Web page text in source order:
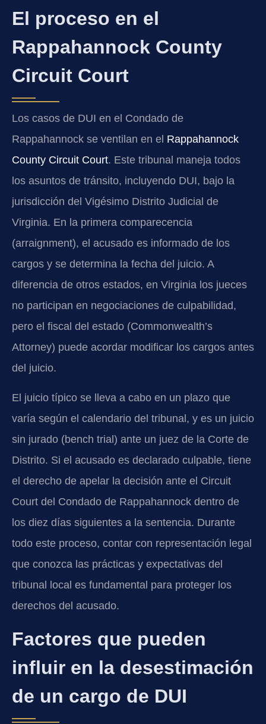
El proceso en el
Rappahannock County
Circuit Court
Los casos de DUI en el Condado de
Rappahannock se ventilan en el Rappahannock
County Circuit Court. Este tribunal maneja todos
los asuntos de tránsito, incluyendo DUI, bajo la
jurisdicción del Vigésimo Distrito Judicial de
Virginia. En la primera comparecencia
(arraignment), el acusado es informado de los
cargos y se determina la fecha del juicio. A
diferencia de otros estados, en Virginia los jueces
no participan en negociaciones de culpabilidad,
pero el fiscal del estado (Commonwealth’s
Attorney) puede acordar modificar los cargos antes
del juicio.
El juicio típico se lleva a cabo en un plazo que
varía según el calendario del tribunal, y es un juicio
sin jurado (bench trial) ante un juez de la Corte de
Distrito. Si el acusado es declarado culpable, tiene
el derecho de apelar la decisión ante el Circuit
Court del Condado de Rappahannock dentro de
los diez días siguientes a la sentencia. Durante
todo este proceso, contar con representación legal
que conozca las prácticas y expectativas del
tribunal local es fundamental para proteger los
derechos del acusado.
Factores que pueden
influir en la desestimación
de un cargo de DUI